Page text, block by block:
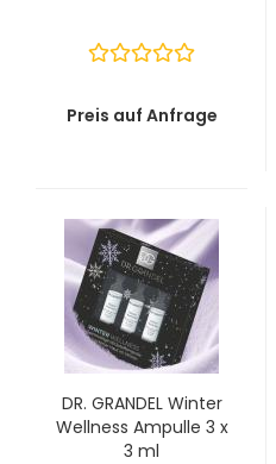
Preis auf Anfrage
DR. GRANDEL Winter
Wellness Ampulle 3 x
3 ml